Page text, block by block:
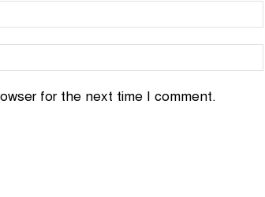
for the next time I comment.